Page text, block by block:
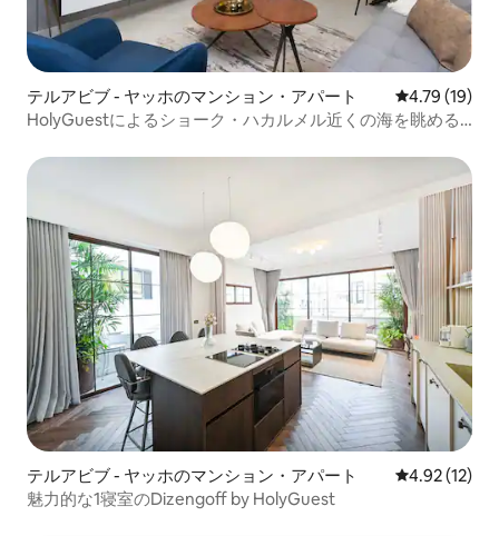
テルアビブ - ヤッホのマンション・アパート レビュー19
4.79 (19)
HolyGuestによるショーク・ハカルメル近くの海を眺める2
テルアビブ - ヤッホのマンション・アパート レビュー12
4.92 (12)
魅力的な1寝室のDizengoff by HolyGuest